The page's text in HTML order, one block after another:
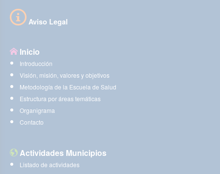
Aviso Legal
Inicio
Introducción
Visión, misión, valores y objetivos
Metodología de la Escuela de Salud
Estructura por áreas temáticas
Organigrama
Contacto
Actividades Municipios
Listado de actividades